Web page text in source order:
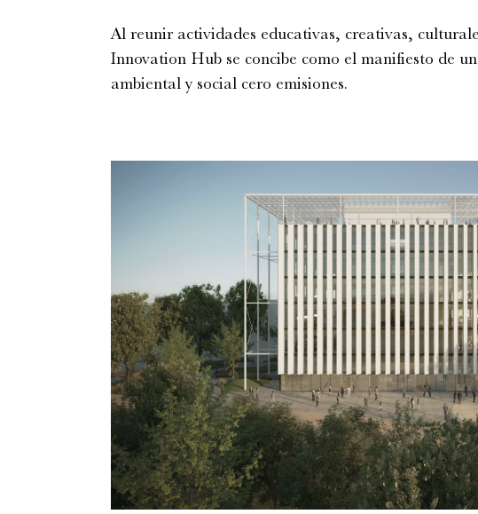
Al reunir actividades educativas, creativas,
Innovation Hub se concibe como el manifiesto de
ambiental y social cero emisiones.